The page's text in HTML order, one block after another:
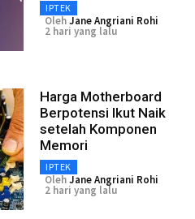
IPTEK
OlehJane Angriani Rohi
2 hari yang lalu
Harga Motherboard
Berpotensi Ikut Naik
setelah Komponen
Memori
IPTEK
OlehJane Angriani Rohi
2 hari yang lalu